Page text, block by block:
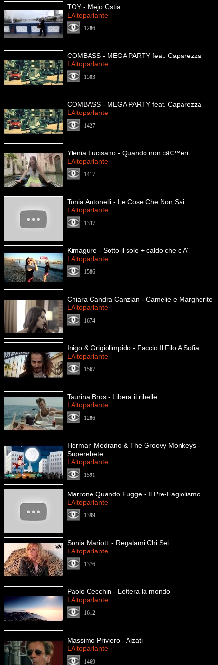
TOY - Mejo Ostia
LAltoparlante
1286
COMBASS - MEGA PARTY feat. Caparezza
LAltoparlante
1583
COMBASS - MEGA PARTY feat. Caparezza
LAltoparlante
1427
Ylenia Lucisano - Quando non câ€™eri
LAltoparlante
1417
Tonia Antonelli - Le Cose Che Non Sai
LAltoparlante
1337
Kimagure - Sotto il sole + caldo che c'Ã¨
LAltoparlante
1586
Chiara Candra Canzian - Camelie e Margherite
LAltoparlante
1674
Inigo & Grigiolimpido - Faccio Il Filo A Sofia
LAltoparlante
1567
Taurina Bros - Libera il ribelle
LAltoparlante
1286
Herman Medrano & The Groovy Monkeys -
Superebete
LAltoparlante
1591
Marrone Quando Fugge - Il Pre-Fagiolismo
LAltoparlante
1399
Sonia Mariotti - Regalami Chi Sei
LAltoparlante
1376
Paolo Cecchin - Lettera la mondo
LAltoparlante
1612
Massimo Priviero - Alzati
LAltoparlante
1469